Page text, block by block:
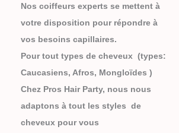
Nos coiffeurs experts se mettent à
votre disposition pour répondre à
vos besoins capillaires.
Pour tout types de cheveux (types:
Caucasiens, Afros, Mongloïdes )
Chez Pros Hair Party, nous nous
adaptons à tout les styles de
cheveux pour vous